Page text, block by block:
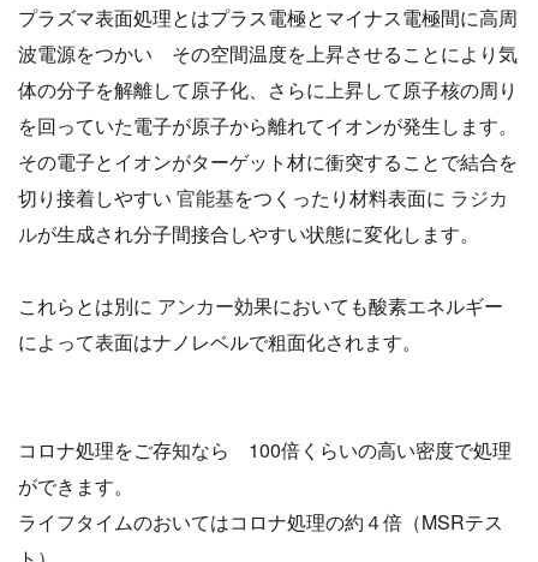
プラズマ表面処理とはプラス電極とマイナス電極間に高周
波電源をつかい その空間温度を上昇させることにより気
体の分子を解離して原子化、さらに上昇して原子核の周り
を回っていた電子が原子から離れてイオンが発生します。
その電子とイオンがターゲット材に衝突することで結合を
切り接着しやすい 官能基をつくったり材料表面に ラジカ
ルが生成され分子間接合しやすい状態に変化します。
これらとは別に アンカー効果においても酸素エネルギー
によって表面はナノレベルで粗面化されます。
コロナ処理をご存知なら 100倍くらいの高い密度で処理
ができます。
ライフタイムのおいてはコロナ処理の約４倍（MSRテス